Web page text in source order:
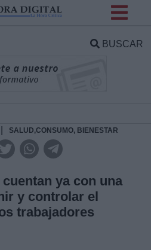
BUSCAR
SALUD,CONSUMO, BIENESTAR
ya con una
y controlar el
trabajadores